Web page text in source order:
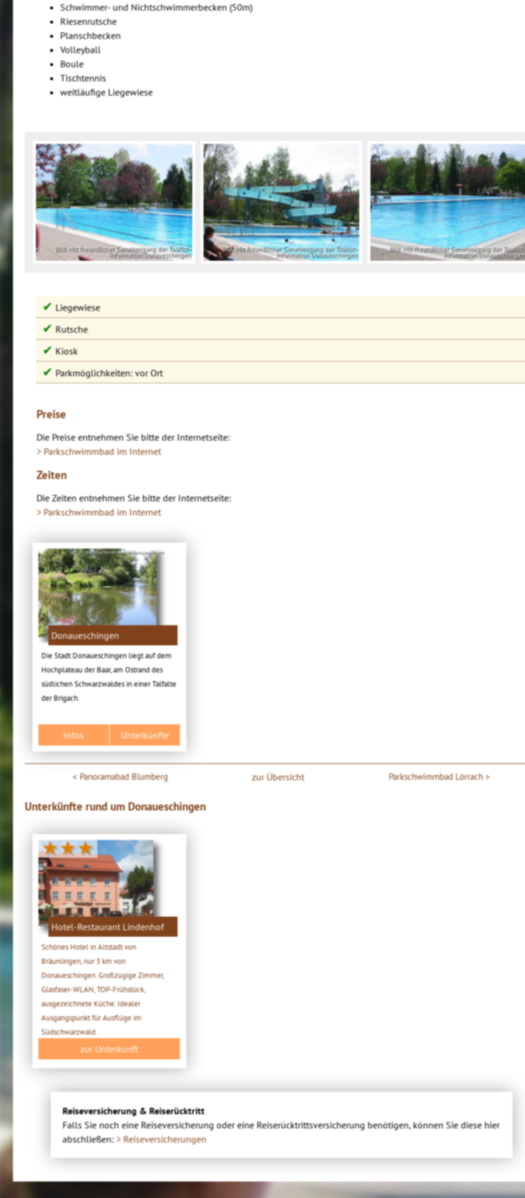
Schwimmer- und Nichtschwimmerbecken (50m)
Riesenrutsche
Planschbecken
Volleyball
Boule
Tischtennis
weitläufige Liegewiese
Bild: Mit freundlicher Genehmigung der Tourist-
Information Donaueschingen
Bild: Mit freundlicher Genehmigung der Tourist-
Information Donaueschingen
Bild: Mit freundlicher Genehmigung der Tourist-
Information Donaueschingen
✔ Liegewiese
✔ Rutsche
✔ Kiosk
✔ Parkmöglichkeiten: vor Ort
Preise
Die Preise entnehmen Sie bitte der Internetseite:
> Parkschwimmbad im Internet
Zeiten
Die Zeiten entnehmen Sie bitte der Internetseite:
> Parkschwimmbad im Internet
Bild: Touristinformation Donaueschingen
Donaueschingen
Die Stadt Donaueschingen liegt auf dem
Hochplateau der Baar, am Ostrand des
südlichen Schwarzwaldes in einer Talfalte
der Brigach.
Infos Unterkünfte
Panoramabad Blumberg zur Übersicht Parkschwimmbad Lörrach
Unterkünfte rund um Donaueschingen
★★★
Hotel-Restaurant Lindenhof
Schönes Hotel in Altstadt von
Bräunlingen, nur 3 km von
Donaueschingen. Großzügige Zimmer,
Glasfaser-WLAN, TOP-Frühstück,
ausgezeichnete Küche. Idealer
Ausgangspunkt für Ausflüge im
Südschwarzwald.
zur Unterkunft
Reiseversicherung & Reiserücktritt
Falls Sie noch eine Reiseversicherung oder eine Reiserücktrittsversicherung benötigen, können Sie diese hier
abschließen: > Reiseversicherungen